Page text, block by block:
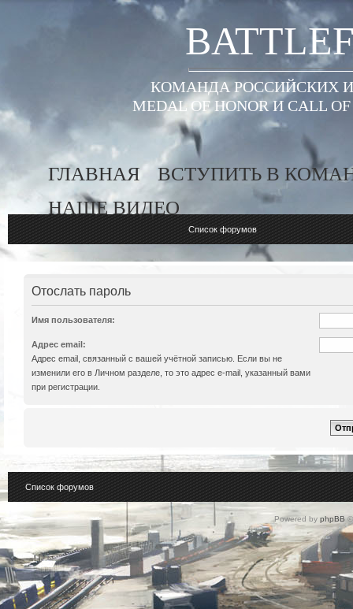
КОМАНДА РОССИЙСКИХ
MEDAL OF HONOR И
ГЛАВНАЯ
ВСТУПИТЬ В
НАШЕ ВИДЕО
Список форумов
Отослать пароль
Имя пользователя:
Адрес email:
Адрес email, связанный с вашей учётной записью. Если вы не
изменили его в Личном разделе, то это адрес e-mail, указанный вами
при регистрации.
Список форумов
Powered by phpBB©